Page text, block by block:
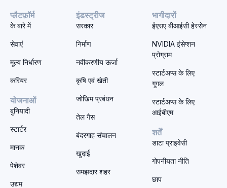
प्लैटफ़ॉर्म
के बारे में
सेवाएं
मूल्य निर्धारण
करियर
योजनाओं
बुनियादी
स्टार्टर
मानक
पेशेवर
उद्यम
इंडस्ट्रीज
सरकार
निर्माण
नवीकरणीय ऊर्जा
कृषि एवं खेती
जोखिम प्रबंधन
तेल गैस
बंदरगाह संचालन
खुदाई
समझदार शहर
भागीदारों
ईएसए बीआईसी हेस्सेन
NVIDIA इंसेप्शन
प्रोग्राम
स्टार्टअप्स के लिए
गूगल
स्टार्टअप्स के लिए
आईबीएम
शर्तें
डाटा प्राइवेसी
गोपनीयता नीति
छाप